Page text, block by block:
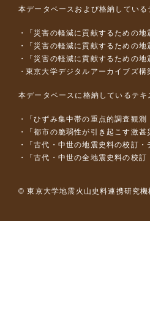
本データベースおよび格納してい
「災害の軽減に貢献するための
「災害の軽減に貢献するための
「災害の軽減に貢献するための
東京大学デジタルアーカイブズ構
本データベースに格納しているテ
「ひずみ集中帯の重点的調査観
「都市の脆弱性が引き起こす激
「古代・中世の地震史料の校訂
「古代・中世の全地震史料の校
© 東京大学地震火山史料連携研究機